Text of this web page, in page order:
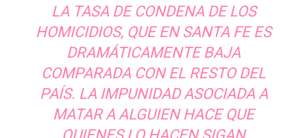
LA TASA DE CONDENA DE LOS
HOMICIDIOS, QUE EN SANTA FE ES
DRAMÁTICAMENTE BAJA
COMPARADA CON EL RESTO DEL
PAÍS. LA IMPUNIDAD ASOCIADA A
MATAR A ALGUIEN HACE QUE